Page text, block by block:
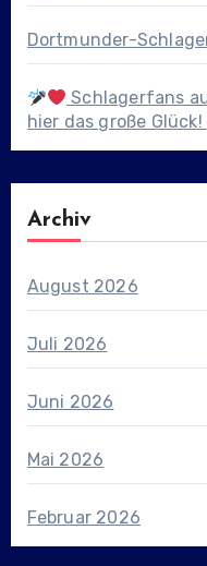
Dortmunder-
Schlagerfans
hier das große Glück!
Archiv
August 2026
Juli 2026
Juni 2026
Mai 2026
Februar 2026